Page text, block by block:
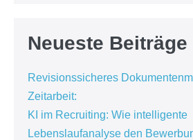
Neueste Beiträge
Revisionssicheres
Zeitarbeit:
KI im Recruiting: Wie intelligente
Lebenslaufanalyse den